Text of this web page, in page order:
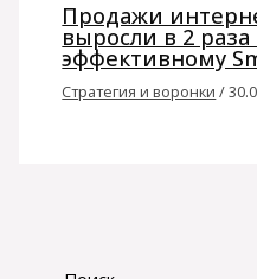
Продажи
выросли в 2 раза
эффективному
Стратегия и воронки /